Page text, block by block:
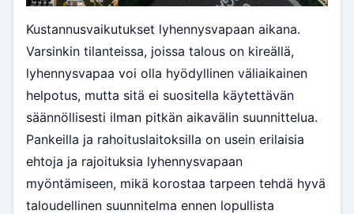
Kustannusvaikutukset lyhennysvapaan aikana.
Varsinkin tilanteissa, joissa talous on kireällä,
lyhennysvapaa voi olla hyödyllinen väliaikainen
helpotus, mutta sitä ei suositella käytettävän
säännöllisesti ilman pitkän aikavälin suunnittelua.
Pankeilla ja rahoituslaitoksilla on usein erilaisia
ehtoja ja rajoituksia lyhennysvapaan
myöntämiseen, mikä korostaa tarpeen tehdä hyvä
taloudellinen suunnitelma ennen lopullista